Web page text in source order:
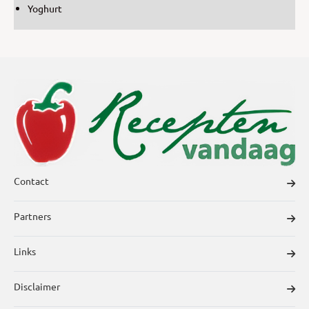
Yoghurt
Contact
Partners
Links
Disclaimer